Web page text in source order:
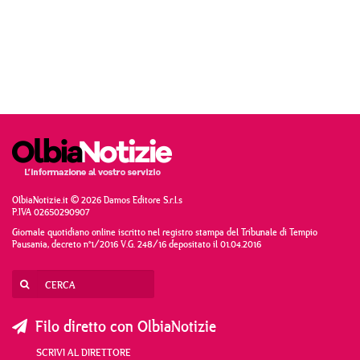
OlbiaNotizie.it © 2026 Damos Editore S.r.l.s
P.IVA 02650290907
Giornale quotidiano online iscritto nel registro stampa del Tribunale di Tempio
Pausania, decreto n°1/2016 V.G. 248/16 depositato il 01.04.2016
Filo diretto con OlbiaNotizie
SCRIVI AL DIRETTORE